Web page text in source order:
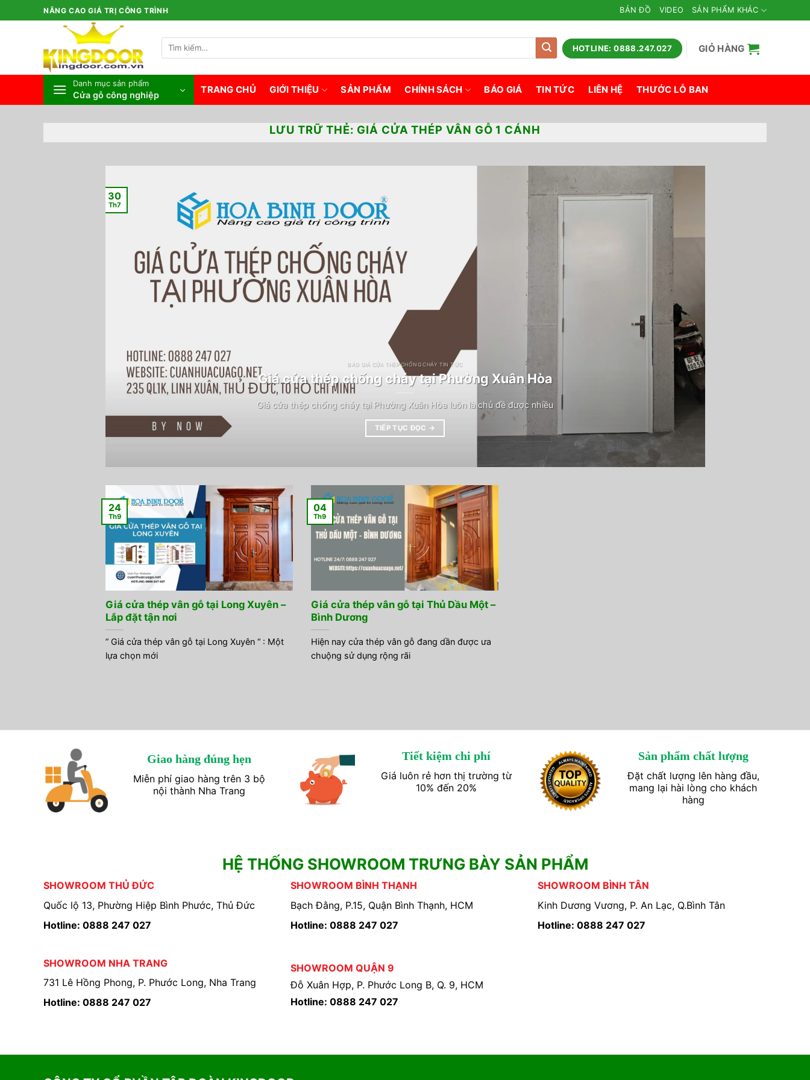
qua
NÂNG CAO GIÁ TRỊ CÔNG TRÌNH BẢN ĐỒ VIDEO SẢN PHẨM KHÁC
Tìm
kiếm:
HOTLINE: 0888.247.027 GIỎ HÀNG
Danh mục sản phẩm
Cửa gỗ công nghiệp TRANG CHỦ GIỚI THIỆU SẢN PHẨM CHÍNH SÁCH BÁO GIÁ TIN TỨC LIÊN HỆ THƯỚC LỖ BAN
LƯU TRỮ THẺ: GIÁ CỬA THÉP VÂN GỖ 1 CÁNH
BÁO GIÁ CỬA THÉP CHỐNG CHÁY TIN TỨC
Giá cửa thép chống cháy tại Phường Xuân Hòa
Giá cửa thép chống cháy tại Phường Xuân Hòa luôn là chủ đề được nhiều
TIẾP TỤC ĐỌC →
30
Th7
Giá cửa thép vân gỗ tại Long Xuyên –
Lắp đặt tận nơi
” Giá cửa thép vân gỗ tại Long Xuyên “ : Một
lựa chọn mới
24
Th9
Giá cửa thép vân gỗ tại Thủ Dầu Một –
Bình Dương
Hiện nay cửa thép vân gỗ đang dần được ưa
chuộng sử dụng rộng rãi
04
Th9
Giao hàng đúng hẹn
Miễn phí giao hàng trên 3 bộ
nội thành Nha Trang
Tiết kiệm chi phí
Giá luôn rẻ hơn thị trường từ
10% đến 20%
Sản phẩm chất lượng
Đặt chất lượng lên hàng đầu,
mang lại hài lòng cho khách
hàng
HỆ THỐNG SHOWROOM TRƯNG BÀY SẢN PHẨM
SHOWROOM THỦ ĐỨC
Quốc lộ 13, Phường Hiệp Bình Phước, Thủ Đức
Hotline: 0888 247 027
SHOWROOM BÌNH THẠNH
Bạch Đằng, P.15, Quận Bình Thạnh, HCM
Hotline: 0888 247 027
SHOWROOM BÌNH TÂN
Kinh Dương Vương, P. An Lạc, Q.Bình Tân
Hotline: 0888 247 027
SHOWROOM NHA TRANG
731 Lê Hồng Phong, P. Phước Long, Nha Trang
Hotline: 0888 247 027
SHOWROOM QUẬN 9
Đỗ Xuân Hợp, P. Phước Long B, Q. 9, HCM
Hotline: 0888 247 027